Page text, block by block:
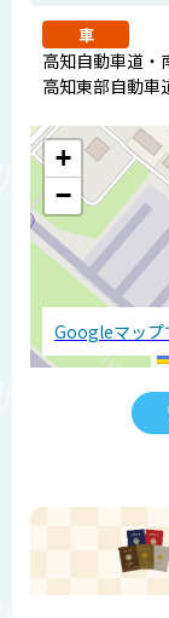
車
高知自動車道・
高知東部自動車
+
−
Googleマップ